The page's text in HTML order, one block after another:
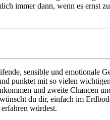
immer dann, wenn es
sensible und emotionale
punktet mit so vielen
und zweite Chancen
du dir, einfach im
würdest.